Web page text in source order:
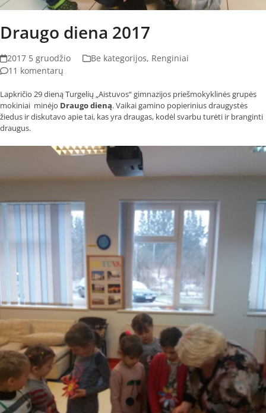
Draugo diena 2017
2017 5 gruodžio Be kategorijos, Renginiai
11 komentarų
Lapkričio 29 dieną Turgelių „Aistuvos“ gimnazijos priešmokyklinės grupės
mokiniai minėjo Draugo dieną. Vaikai gamino popierinius draugystės
žiedus ir diskutavo apie tai, kas yra draugas, kodėl svarbu turėti ir branginti
draugus.